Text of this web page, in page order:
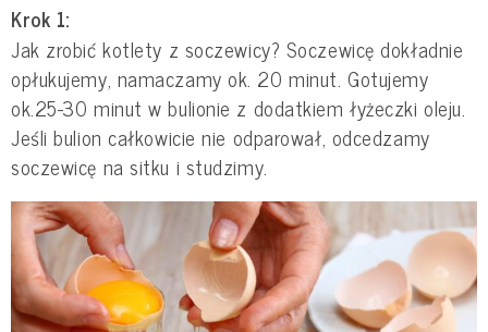
Krok 1:
Jak zrobić kotlety z soczewicy? Soczewicę dokładnie
opłukujemy, namaczamy ok. 20 minut. Gotujemy
ok.25-30 minut w bulionie z dodatkiem łyżeczki oleju.
Jeśli bulion całkowicie nie odparował, odcedzamy
soczewicę na sitku i studzimy.